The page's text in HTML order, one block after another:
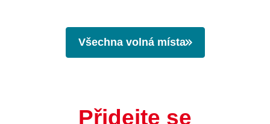
Všechna volná místa
Přidejte se